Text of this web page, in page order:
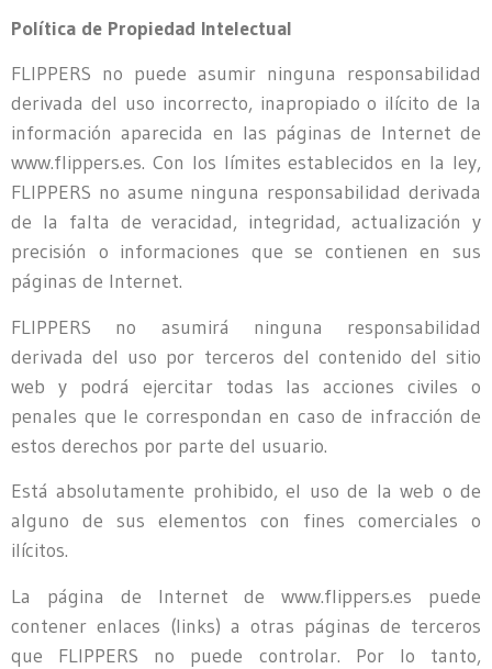
Política de Propiedad Intelectual
FLIPPERS no puede asumir ninguna responsabilidad
derivada del uso incorrecto, inapropiado o ilícito de la
información aparecida en las páginas de Internet de
www.flippers.es. Con los límites establecidos en la ley,
FLIPPERS no asume ninguna responsabilidad derivada
de la falta de veracidad, integridad, actualización y
precisión o informaciones que se contienen en sus
páginas de Internet.
FLIPPERS no asumirá ninguna responsabilidad
derivada del uso por terceros del contenido del sitio
web y podrá ejercitar todas las acciones civiles o
penales que le correspondan en caso de infracción de
estos derechos por parte del usuario.
Está absolutamente prohibido, el uso de la web o de
alguno de sus elementos con fines comerciales o
ilícitos.
La página de Internet de www.flippers.es puede
contener enlaces (links) a otras páginas de terceros
que FLIPPERS no puede controlar. Por lo tanto,